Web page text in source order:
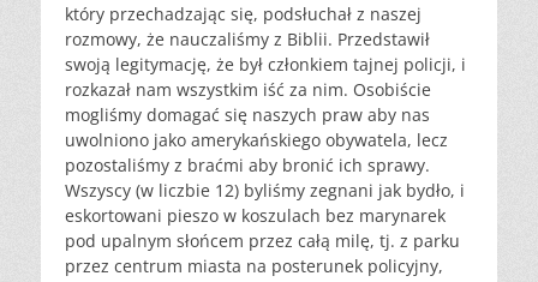
który przechadzając się, podsłuchał z naszej
rozmowy, że nauczaliśmy z Biblii. Przedstawił
swoją legitymację, że był członkiem tajnej policji, i
rozkazał nam wszystkim iść za nim. Osobiście
mogliśmy domagać się naszych praw aby nas
uwolniono jako amerykańskiego obywatela, lecz
pozostaliśmy z braćmi aby bronić ich sprawy.
Wszyscy (w liczbie 12) byliśmy zegnani jak bydło, i
eskortowani pieszo w koszulach bez marynarek
pod upalnym słońcem przez całą milę, tj. z parku
przez centrum miasta na posterunek policyjny,